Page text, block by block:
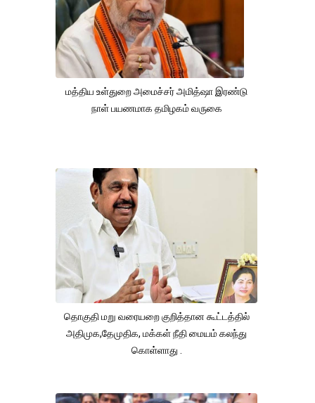
மத்திய உள்துறை அமைச்சர் அமித்ஷா இரண்டு
நாள் பயணமாக தமிழகம் வருகை
தொகுதி மறு வரையறை குறித்தான கூட்டத்தில்
அதிமுக,தேமுதிக, மக்கள் நீதி மையம் கலந்து
கொள்ளாது .